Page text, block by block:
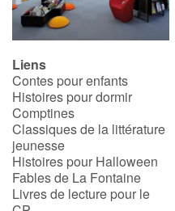
Liens
Contes pour enfants
Histoires pour dormir
Comptines
Classiques de la littérature
jeunesse
Histoires pour Halloween
Fables de La Fontaine
Livres de lecture pour le